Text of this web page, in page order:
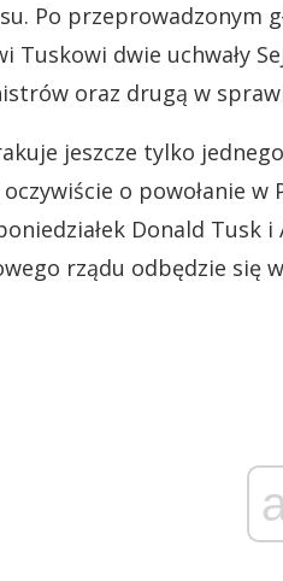
Po przeprowadzonym
Tuskowi dwie uchwały
oraz drugą w
jeszcze tylko
o powołanie w
Donald Tusk
rządu odbędzie się